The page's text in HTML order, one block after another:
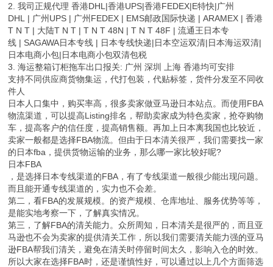
2. 我司正规代理 香港DHL|香港UPS|香港FEDEX|E特快|广州
DHL | 广州UPS | 广州FEDEX | EMS邮政国际快递 | ARAMEX | 香港
T N T | 大陆T N T | T N T 48N | T N T 48F | 流通王日本专
线 | SAGAWA日本专线 | 日本专线快递|日本空运双清|日本海运双清|
日本电商小包|日本电商小包双清包税
3. 海运整箱订柜拖车出口报关: 广州 深圳 上海 香港均可安排
支持不同供应商货物集运，代打包装，代贴标签，货件分发至不同收
件人
日本人口集中，购买率高，很多卖家做亚马逊日本站点。而使用FBA
物流渠道，可以提高Listing排名，帮助卖家成为特色卖家，抢夺购物
车，提高客户的信任度，提高销售额。再加上日本离我国也比较近，
卖家一般都是选择FBA物流。但由于日本清关很严，我们需要找一家
的日本fba，提供货物运输的业务，那么哪一家比较好呢?
日本FBA
，是选择日本专线渠道的FBA，有了专线渠道一般很少能出现问题。
而且能开通专线渠道的，实力也不会差。
第二，看FBA的发展规模。的资产规模、仓库地址、服务优势等等，
是能实地考察一下，了解真实情况。
第三，了解FBA的清关能力。众所周知，日本清关是很严的，而且亚
马逊也不会为卖家的提供清关工作，所以我们需要清关能力强的亚马
逊FBA帮我们清关，避免在清关时停留时间太久，影响入仓的时效。
所以大家在选择FBA时，还是谨慎性好，可以通过以上几个方面筛选